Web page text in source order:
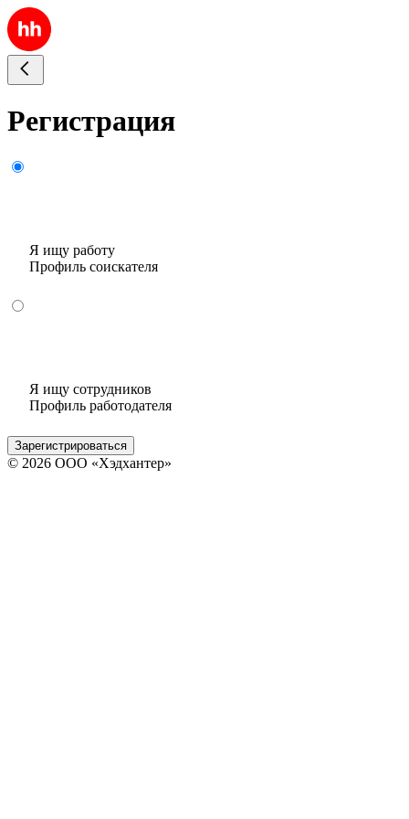
Регистрация
Я ищу работу
Профиль соискателя
Я ищу сотрудников
Профиль работодателя
Зарегистрироваться
© 2026 ООО «Хэдхантер»